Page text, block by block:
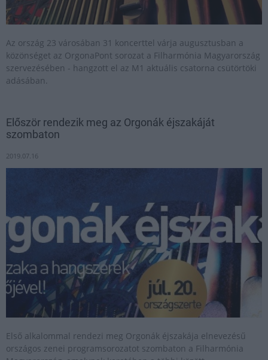
Az ország 23 városában 31 koncerttel várja augusztusban a
közönséget az OrgonaPont sorozat a Filharmónia Magyarország
szervezésében - hangzott el az M1 aktuális csatorna csütörtöki
adásában.
Először rendezik meg az Orgonák éjszakáját
szombaton
2019.07.16
Első alkalommal rendezi meg Orgonák éjszakája elnevezésű
országos zenei programsorozatot szombaton a Filharmónia